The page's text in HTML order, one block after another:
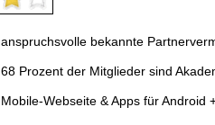
anspruchsvolle bekannte
68 Prozent der Mitglieder sind
Mobile-Webseite & Apps für Android